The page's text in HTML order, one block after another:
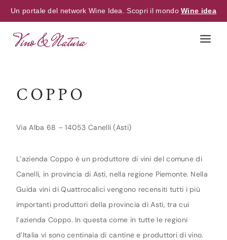
Un portale del network Wine Idea. Scopri il mondoWine idea
COPPO
Via Alba 68 – 14053 Canelli (Asti)
L’azienda Coppo è un produttore di vini del comune di
Canelli, in provincia di Asti, nella regione Piemonte. Nella
Guida vini di Quattrocalici vengono recensiti tutti i più
importanti produttori della provincia di Asti, tra cui
l’azienda Coppo. In questa come in tutte le regioni
d’Italia vi sono centinaia di cantine e produttori di vino.